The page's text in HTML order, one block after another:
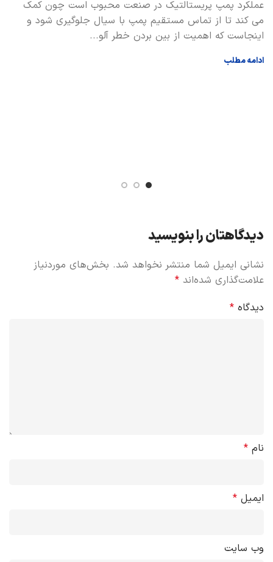
عملکرد پمپ پریستالتیک در صنعت محبوب است چون کمک
می کند تا از تماس مستقیم پمپ با سیال جلوگیری شود و
اینجاست که اهمیت از بین بردن خطر آلو...
ادامه مطلب
دیدگاهتان را بنویسید
نشانی ایمیل شما منتشر نخواهد شد. بخش‌های موردنیاز
علامت‌گذاری شده‌اند *
دیدگاه *
نام *
ایمیل *
وب‌ سایت